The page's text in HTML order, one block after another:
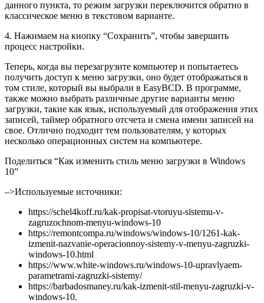
данного пункта, то режим загрузки переключится обратно в
классическое меню в текстовом варианте.
4. Нажимаем на кнопку “Сохранить”, чтобы завершить
процесс настройки.
Теперь, когда вы перезагрузите компьютер и попытаетесь
получить доступ к меню загрузки, оно будет отображаться в
том стиле, который вы выбрали в EasyBCD. В программе,
также можно выбрать различные другие варианты меню
загрузки, такие как язык, используемый для отображения этих
записей, таймер обратного отсчета и смена имени записей на
свое. Отлично подходит тем пользователям, у которых
несколько операционных систем на компьютере.
Поделиться “Как изменить стиль меню загрузки в Windows
10”
–>Используемые источники:
https://schel4koff.ru/kak-propisat-vtoruyu-sistemu-v-
zagruzochnom-menyu-windows-10
https://remontcompa.ru/windows/windows-10/1261-kak-
izmenit-nazvanie-operacionnoy-sistemy-v-menyu-zagruzki-
windows-10.html
https://www.white-windows.ru/windows-10-upravlyaem-
parametrami-zagruzki-sistemy/
https://barbadosmaney.ru/kak-izmenit-stil-menyu-zagruzki-v-
windows-10.